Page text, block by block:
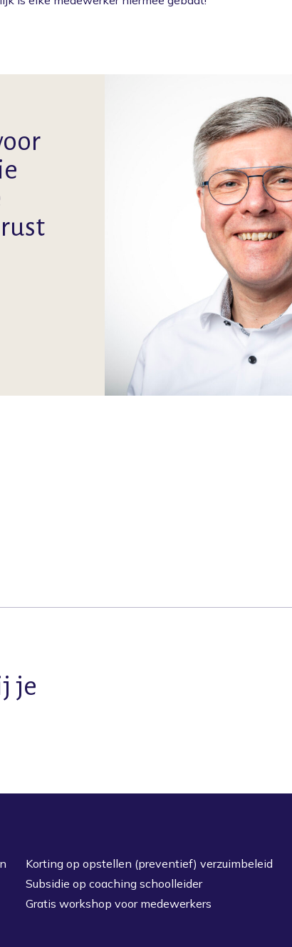
je
Korting op opstellen (preventief) verzuimbeleid
Subsidie op coaching schoolleider
Gratis workshop voor medewerkers